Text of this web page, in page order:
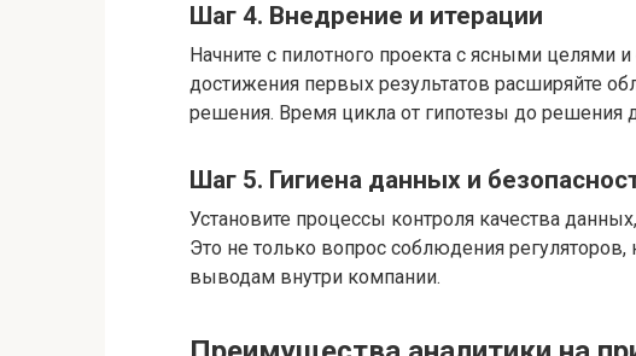
Шаг 4. Внедрение и итерации
Начните с пилотного проекта с ясными
достижения первых результатов расширяйте
решения. Время цикла от гипотезы до
Шаг 5. Гигиена данных и
Установите процессы контроля качества
Это не только вопрос соблюдения
выводам внутри компании.